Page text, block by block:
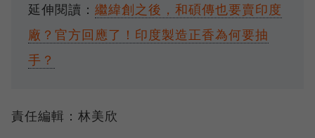
延伸閱讀： 繼緯創之後，和碩傳也要賣印度
廠？官方回應了！印度製造正香為何要抽
手？
責任編輯：林美欣